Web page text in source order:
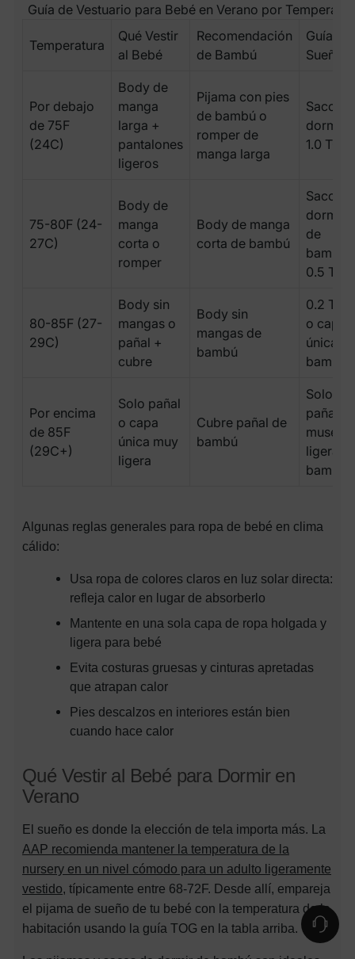
Guía de Vestuario para Bebé en Verano por
Temperatura
Qué Vestir
al Bebé
Recomendación
de Bambú
Guía de
Sueño
Por debajo
de 75F
(24C)
Body de
manga
larga +
pantalones
ligeros
Pijama con pies
de bambú o
romper de
manga larga
Saco de
dormir
1.0 TOG
75-80F (24-
27C)
Body de
manga
corta o
romper
Body de manga
corta de bambú
Saco de
dormir
de
bambú
0.5 TOG
80-85F (27-
29C)
Body sin
mangas o
pañal +
cubre
Body sin
mangas de
bambú
0.2 TOG
o capa
única de
bambú
Por encima
de 85F
(29C+)
Solo pañal
o capa
única muy
ligera
Cubre pañal de
bambú
Solo
pañal +
ligera
bambú
Algunas reglas generales para ropa de bebé en clima
cálido:
Usa ropa de colores claros en luz solar directa:
refleja calor en lugar de absorberlo
Mantente en una sola capa de ropa holgada y
ligera para bebé
Evita costuras gruesas y cinturas apretadas
que atrapan calor
Pies descalzos en interiores están bien
cuando hace calor
Qué Vestir al Bebé para Dormir en
Verano
El sueño es donde la elección de tela importa más. La
AAP recomienda mantener la temperatura de la
nursery en un nivel cómodo para un adulto ligeramente
vestido, típicamente entre 68-72F. Desde allí, empareja
el pijama de sueño de tu bebé con la temperatura de la
habitación usando la guía TOG en la tabla arriba.